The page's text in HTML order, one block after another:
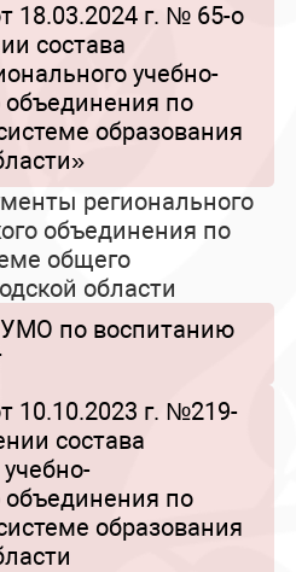
18.03.2024 г. № 65-о
состава
учебно-
объединения по
образования
регионального
объединения по
общего
области
по воспитанию
10.10.2023 г. №219-
состава
объединения по
образования